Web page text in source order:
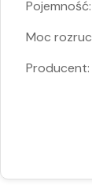
Pojemność:
Moc
Producent: